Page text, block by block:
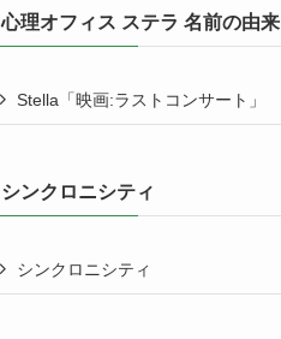
心理オフィス ステラ 名前の由来
Stella「映画:ラストコンサート」
シンクロニシティ
シンクロニシティ